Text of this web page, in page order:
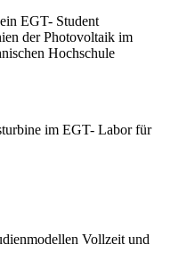
Vollzeit und